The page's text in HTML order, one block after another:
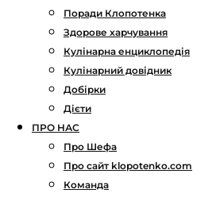
Поради Клопотенка
Здорове харчування
Кулінарна енциклопедія
Кулінарний довідник
Добірки
Дієти
ПРО НАС
Про Шефа
Про сайт klopotenko.com
Команда